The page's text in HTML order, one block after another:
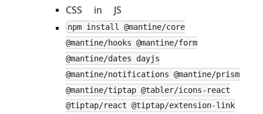
CSS in JS
npm install @mantine/core
@mantine/hooks @mantine/form
@mantine/dates dayjs
@mantine/notifications @mantine/prism
@mantine/tiptap @tabler/icons-react
@tiptap/react @tiptap/extension-link